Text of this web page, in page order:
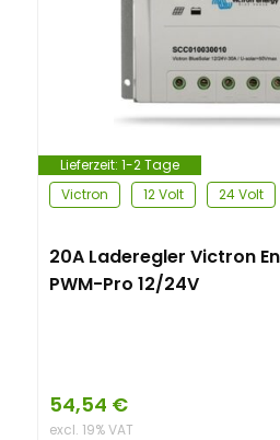
Lieferzeit: 1-2 Tage
Victron
12 Volt 24 Volt
20A Laderegler Victron
PWM-Pro 12/24V
54,54 €
excl. 19% VAT